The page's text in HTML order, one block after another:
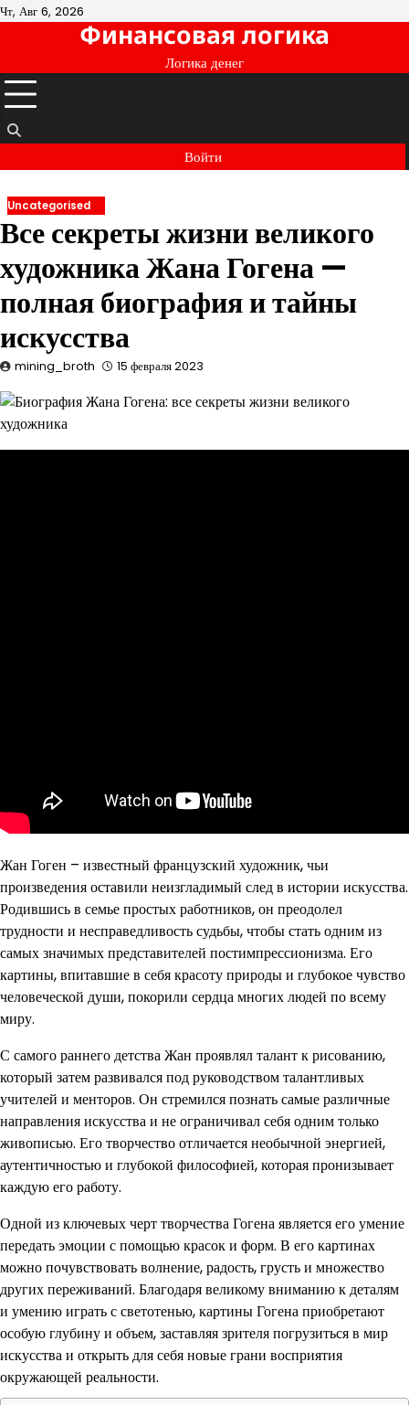
Перейти
Чт, Авг 6, 2026
Финансовая логика
Логика денег
Войти
Uncategorised
Все секреты жизни великого
художника Жана Гогена —
полная биография и тайны
искусства
mining_broth 15 февраля 2023
Жан Гоген – известный французский художник, чьи
произведения оставили неизгладимый след в истории искусства.
Родившись в семье простых работников, он преодолел
трудности и несправедливость судьбы, чтобы стать одним из
самых значимых представителей постимпрессионизма. Его
картины, впитавшие в себя красоту природы и глубокое чувство
человеческой души, покорили сердца многих людей по всему
миру.
С самого раннего детства Жан проявлял талант к рисованию,
который затем развивался под руководством талантливых
учителей и менторов. Он стремился познать самые различные
направления искусства и не ограничивал себя одним только
живописью. Его творчество отличается необычной энергией,
аутентичностью и глубокой философией, которая пронизывает
каждую его работу.
Одной из ключевых черт творчества Гогена является его умение
передать эмоции с помощью красок и форм. В его картинах
можно почувствовать волнение, радость, грусть и множество
других переживаний. Благодаря великому вниманию к деталям
и умению играть с светотенью, картины Гогена приобретают
особую глубину и объем, заставляя зрителя погрузиться в мир
искусства и открыть для себя новые грани восприятия
окружающей реальности.